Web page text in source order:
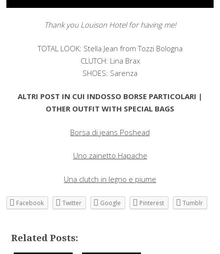
Thank you Louison Hotel for having me!
TOTAL LOOK: Stella Jean from Tozzi Bologna
CLUTCH: Lina Brax
SHOES: Sarenza
ALTRI POST IN CUI INDOSSO BORSE PARTICOLARI |
OTHER OUTFIT WITH SPECIAL BAGS
Borsa di jeans Poshead
Uno zainetto Hapache
Una clutch in legno e piume
Facebook Twitter Google Pinterest Tumblr
Related Posts: